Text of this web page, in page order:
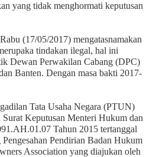
yang tidak menghormati keputusan
(17/05/2017) mengatasnamakan
tindakan ilegal, hal ini
Dewan Perwakilan Cabang (DPC)
Banten. Dengan masa bakti 2017-
Tata Usaha Negara (PTUN)
Surat Keputusan Menteri Hukum dan
Tahun 2015 tertanggal
Pendirian Badan Hukum
Association yang diajukan oleh